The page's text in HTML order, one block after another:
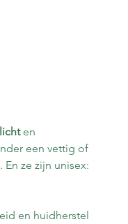
en
een vettig of
ze zijn unisex:
en huidherstel